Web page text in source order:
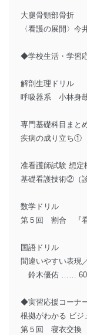
大腿骨頸部骨折
〈看護の展開〉
◆学校生活・学習
解剖生理ドリル
呼吸器系 小林身
専門基礎科目まと
疾病の成り立ち
准看護師試験 想定
基礎看護技術②（
数学ドリル
第５回 割合 『
国語ドリル
間違いやすい表現
鈴木優佑 …… 60
◆実習応援コーナ
根拠がわかる ビジ
第５回 寝衣交